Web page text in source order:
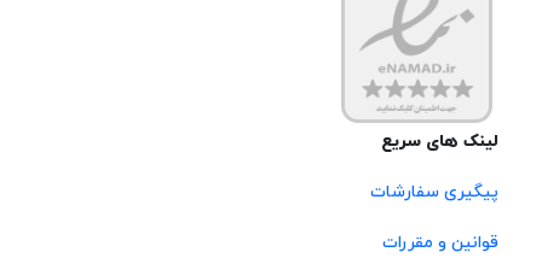
لینک های سریع
پیگیری سفارشات
قوانین و مقررات